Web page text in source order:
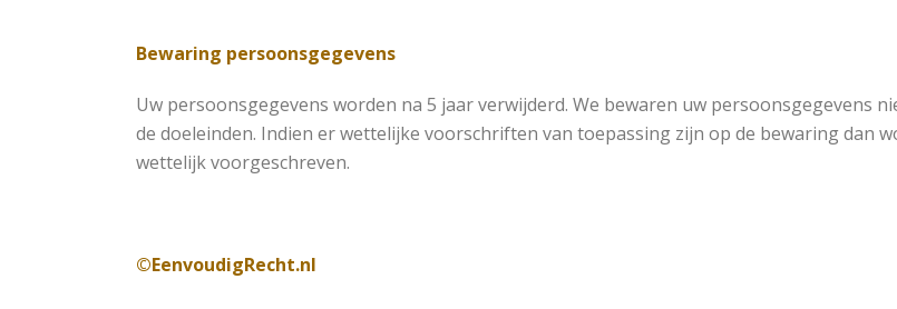
Bewaring persoonsgegevens
Uw persoonsgegevens worden na 5 jaar verwijderd. We bewaren uw persoonsgegevens
de doeleinden. Indien er wettelijke voorschriften van toepassing zijn op de bewaring dan
wettelijk voorgeschreven.
©EenvoudigRecht.nl